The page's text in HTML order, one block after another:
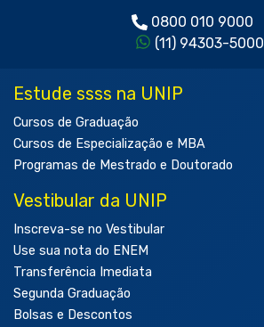
0800 010 9000
(11) 94303-5000
Estude ssss na UNIP
Cursos de Graduação
Cursos de Especialização e MBA
Programas de Mestrado e Doutorado
Vestibular da UNIP
Inscreva-se no Vestibular
Use sua nota do ENEM
Transferência Imediata
Segunda Graduação
Bolsas e Descontos